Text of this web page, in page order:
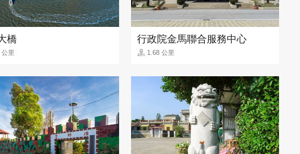
橋
里
行政院金馬聯合服務中心
1.68 公里